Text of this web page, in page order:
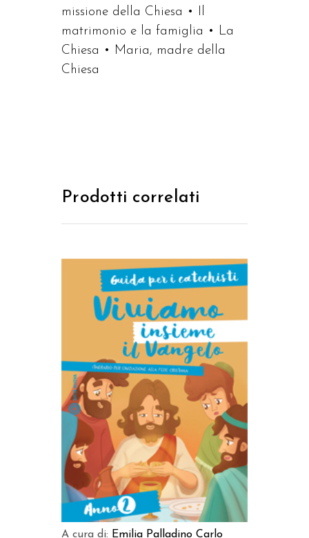
missione della Chiesa • Il
matrimonio e la famiglia • La
Chiesa • Maria, madre della
Chiesa
Prodotti correlati
AGGIUNGI AL CARRELLO
A cura di: Emilia Palladino Carlo